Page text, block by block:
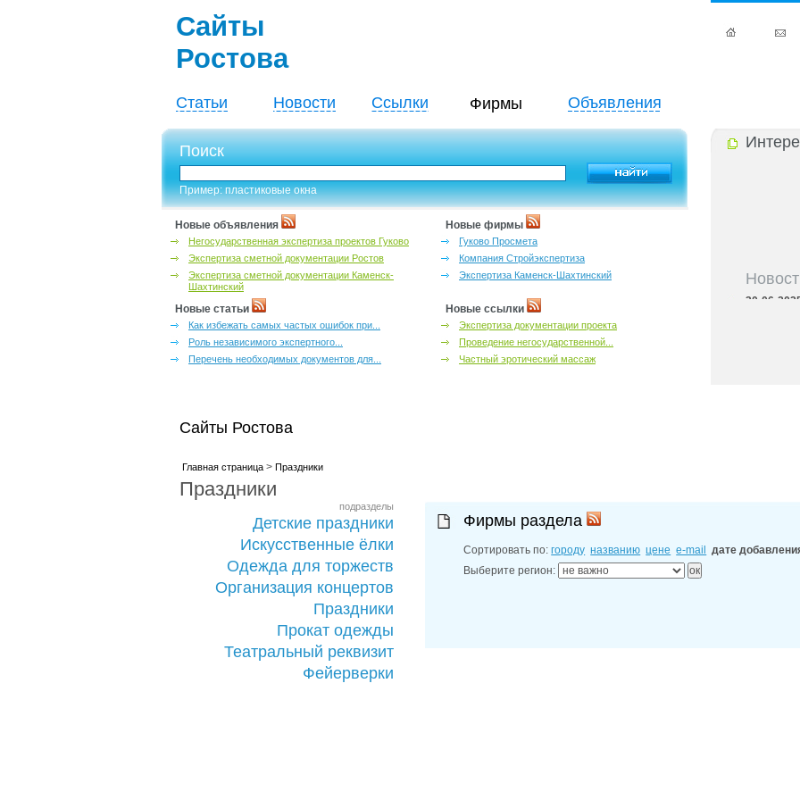
Сайты
Ростова
Статьи Новости Ссылки Фирмы Объявления
Поиск
Пример: пластиковые окна
Новые объявления
Негосударственная экспертиза проектов Гуково
Экспертиза сметной документации Ростов
Экспертиза сметной документации Каменск-
Шахтинский
Новые фирмы
Гуково Просмета
Компания Стройэкспертиза
Экспертиза Каменск-Шахтинский
Новые статьи
Как избежать самых частых ошибок при...
Роль независимого экспертного...
Перечень необходимых документов для...
Новые ссылки
Экспертиза документации проекта
Проведение негосударственной...
Частный эротический массаж
30-06-
Сайты Ростова
Главная страница> Праздники
Праздники
подразделы
Детские праздники
Искусственные ёлки
Одежда для торжеств
Организация концертов
Праздники
Прокат одежды
Театральный реквизит
Фейерверки
Фирмы раздела
Сортировать по:городу названию цене e-mail
дате
Выберите регион: